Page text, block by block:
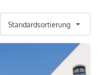
Standardsortierung